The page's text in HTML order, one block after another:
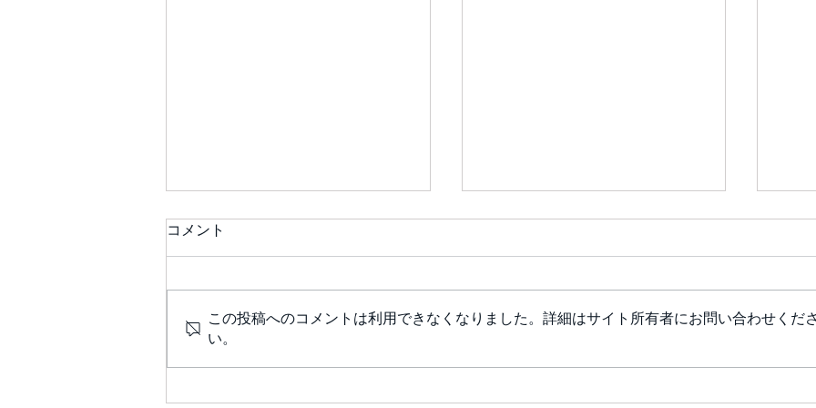
茶農家民宿 えぬとえぬ
おうちカフェ MayMe's・島田
モノ
コメント
この投稿へのコメントは利用できなくなりました。詳細はサイト所有者にお問い合わせくださ
い。